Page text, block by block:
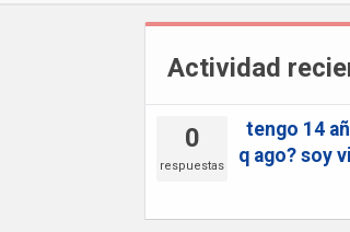
Actividad
0
respuestas
tengo 14
q ago? soy